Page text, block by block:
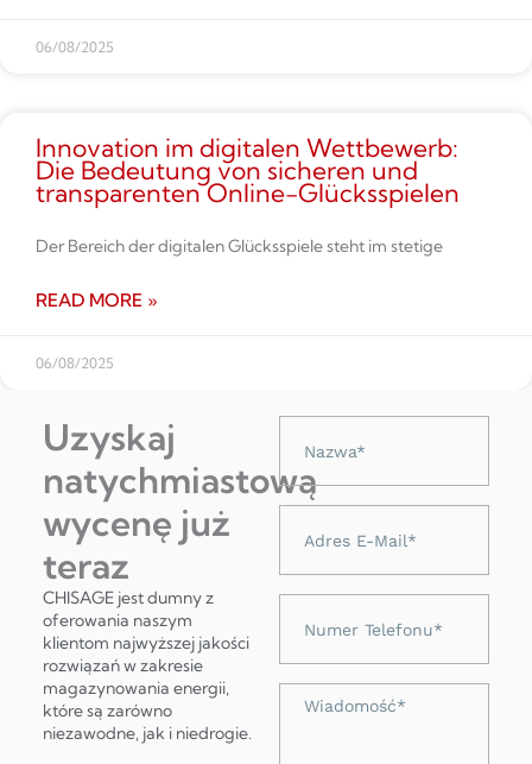
06/08/2025
Innovation im digitalen Wettbe­werb:
Die Bedeutung von sicheren und
transparenten Online-Glücksspielen
Der Bereich der digitalen Glücksspiele steht im stetige
READ MORE »
06/08/2025
Uzyskaj
natychmiastową
wycenę już
teraz
CHISAGE jest dumny z
oferowania naszym
klientom najwyższej jakości
rozwiązań w zakresie
magazynowania energii,
które są zarówno
niezawodne, jak i niedrogie.
telefonu